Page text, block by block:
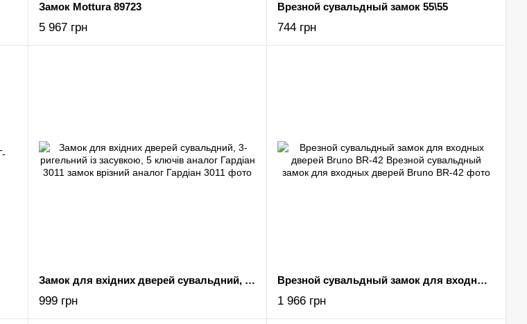
Замок Mottura 89723
5 967 грн
Врезной сувальдный замок 55\55
744 грн
Замок для вхідних дверей сувальдний, 3-ригельний із засувкою, 5 ключів аналог Гардіан 3011
999 грн
Врезной сувальдный замок для входных дверей Bruno BR-42
1 966 грн